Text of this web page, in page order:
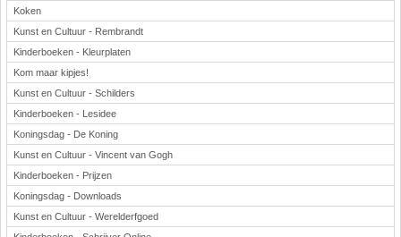
Koken
Kunst en Cultuur - Rembrandt
Kinderboeken - Kleurplaten
Kom maar kipjes!
Kunst en Cultuur - Schilders
Kinderboeken - Lesidee
Koningsdag - De Koning
Kunst en Cultuur - Vincent van Gogh
Kinderboeken - Prijzen
Koningsdag - Downloads
Kunst en Cultuur - Werelderfgoed